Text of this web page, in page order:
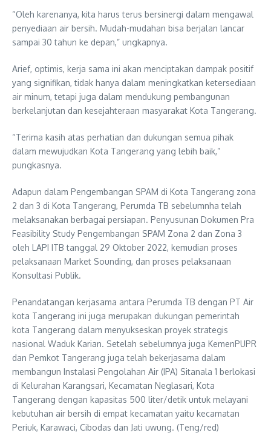
“Oleh karenanya, kita harus terus bersinergi dalam mengawal
penyediaan air bersih. Mudah-mudahan bisa berjalan lancar
sampai 30 tahun ke depan,” ungkapnya.
Arief, optimis, kerja sama ini akan menciptakan dampak positif
yang signifikan, tidak hanya dalam meningkatkan ketersediaan
air minum, tetapi juga dalam mendukung pembangunan
berkelanjutan dan kesejahteraan masyarakat Kota Tangerang.
“Terima kasih atas perhatian dan dukungan semua pihak
dalam mewujudkan Kota Tangerang yang lebih baik,”
pungkasnya.
Adapun dalam Pengembangan SPAM di Kota Tangerang zona
2 dan 3 di Kota Tangerang, Perumda TB sebelumnha telah
melaksanakan berbagai persiapan. Penyusunan Dokumen Pra
Feasibility Study Pengembangan SPAM Zona 2 dan Zona 3
oleh LAPI ITB tanggal 29 Oktober 2022, kemudian proses
pelaksanaan Market Sounding, dan proses pelaksanaan
Konsultasi Publik.
Penandatangan kerjasama antara Perumda TB dengan PT Air
kota Tangerang ini juga merupakan dukungan pemerintah
kota Tangerang dalam menyukseskan proyek strategis
nasional Waduk Karian. Setelah sebelumnya juga KemenPUPR
dan Pemkot Tangerang juga telah bekerjasama dalam
membangun Instalasi Pengolahan Air (IPA) Sitanala 1 berlokasi
di Kelurahan Karangsari, Kecamatan Neglasari, Kota
Tangerang dengan kapasitas 500 liter/detik untuk melayani
kebutuhan air bersih di empat kecamatan yaitu kecamatan
Periuk, Karawaci, Cibodas dan Jati uwung. (Teng/red)